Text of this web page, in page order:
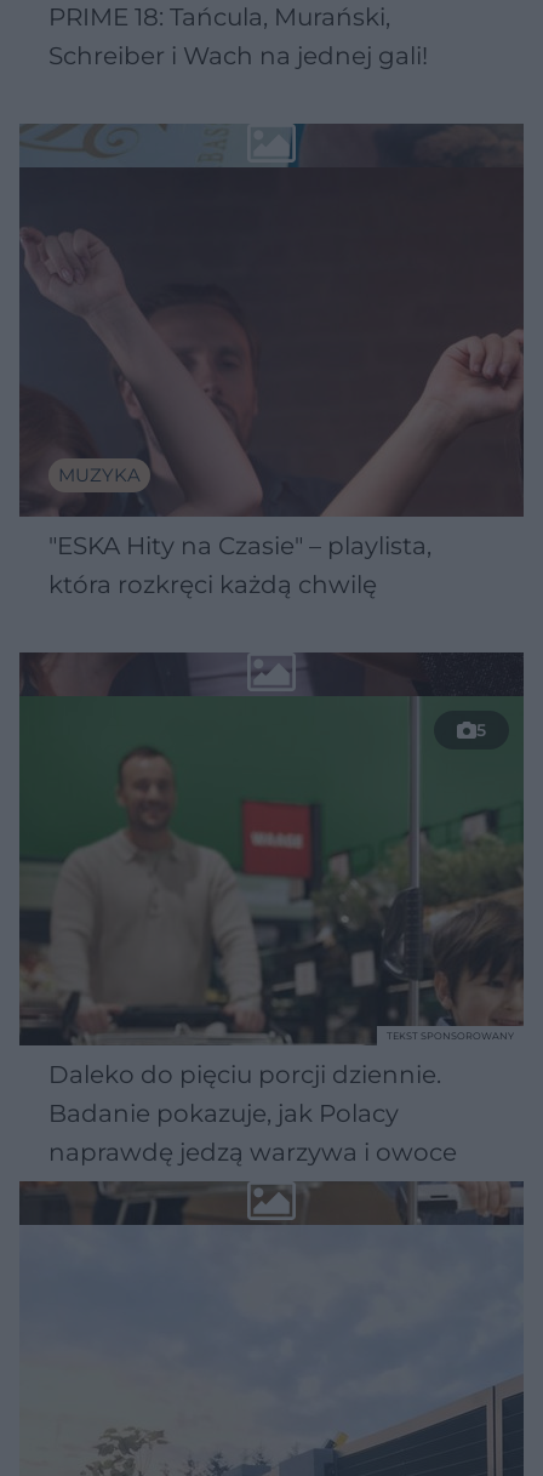
PRIME 18: Tańcula, Murański,
Schreiber i Wach na jednej gali!
MUZYKA
"ESKA Hity na Czasie" – playlista,
która rozkręci każdą chwilę
5
Daleko do pięciu porcji dziennie.
Badanie pokazuje, jak Polacy
naprawdę jedzą warzywa i owoce
TEKST SPONSOROWANY